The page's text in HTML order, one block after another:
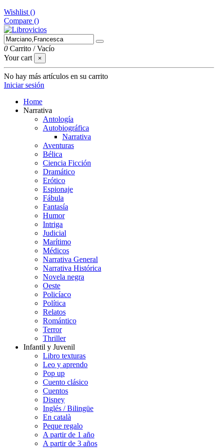
Wishlist ()
Compare ()
0 Carrito /Vacío
Your cart
×
No hay más artículos en su carrito
Iniciar sesión
Home
Narrativa
Antología
Autobiográfica
Narrativa
Aventuras
Bélica
Ciencia Ficción
Dramático
Erótico
Espionaje
Fábula
Fantasía
Humor
Intriga
Judicial
Marítimo
Médicos
Narrativa General
Narrativa Histórica
Novela negra
Oeste
Policíaco
Política
Relatos
Romántico
Terror
Thriller
Infantil y Juvenil
Libro texturas
Leo y aprendo
Pop up
Cuento clásico
Cuentos
Disney
Inglés / Bilingüe
En català
Peque regalo
A partir de 1 año
A partir de 3 años